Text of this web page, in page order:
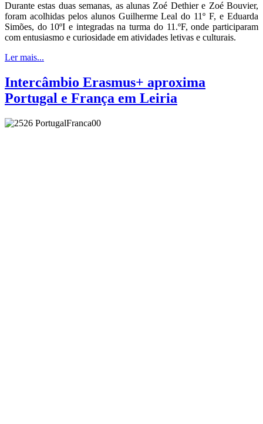
Durante estas duas semanas, as alunas Zoé Dethier e Zoé Bouvier,
foram acolhidas pelos alunos Guilherme Leal do 11º F, e Eduarda
Simões, do 10ºI e integradas na turma do 11.ºF, onde participaram
com entusiasmo e curiosidade em atividades letivas e culturais.
Ler mais...
Intercâmbio Erasmus+ aproxima
Portugal e França em Leiria